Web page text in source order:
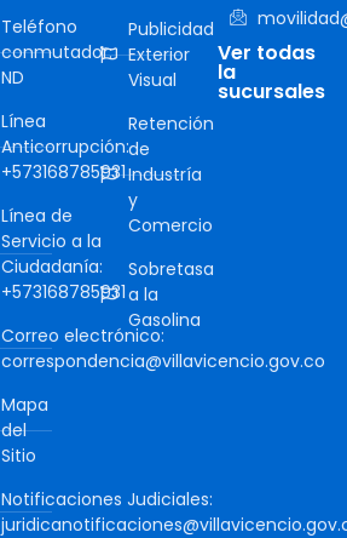
Teléfono
conmutador:
ND
Línea
Anticorrupción:
+573168785931
Línea de
Servicio a la
Ciudadanía:
+573168785931
Correo electrónico:
correspondencia@villavicencio.gov.co
Mapa
del
Sitio
Notificaciones Judiciales:
Publicidad
Exterior
Visual
Retención
de
Industría
y
Comercio
Sobretasa
a la
Gasolina
Ver todas
la
sucursales